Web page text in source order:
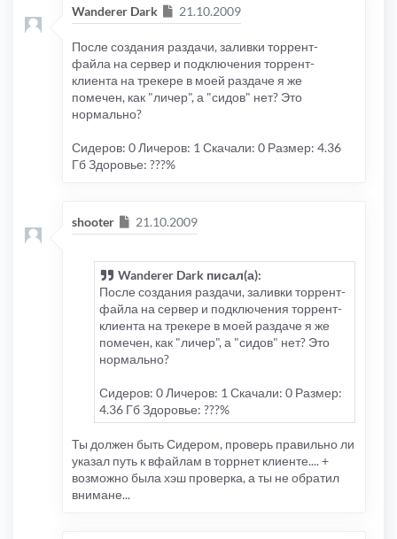
Wanderer Dark Сообщение
21.10.2009
После создания раздачи, заливки торрент-
файла на сервер и подключения торрент-
клиента на трекере в моей раздаче я же
помечен, как "личер", а "сидов" нет? Это
нормально?
Сидеров: 0 Личеров: 1 Скачали: 0 Размер: 4.36
Гб Здоровье: ???%
shooter Сообщение
21.10.2009
Wanderer Dark писал(а):
После создания раздачи, заливки торрент-
файла на сервер и подключения торрент-
клиента на трекере в моей раздаче я же
помечен, как "личер", а "сидов" нет? Это
нормально?
Сидеров: 0 Личеров: 1 Скачали: 0 Размер:
4.36 Гб Здоровье: ???%
Ты должен быть Сидером, проверь правильно ли
указал путь к вфайлам в торрнет клиенте.... +
возможно была хэш проверка, а ты не обратил
внимане...